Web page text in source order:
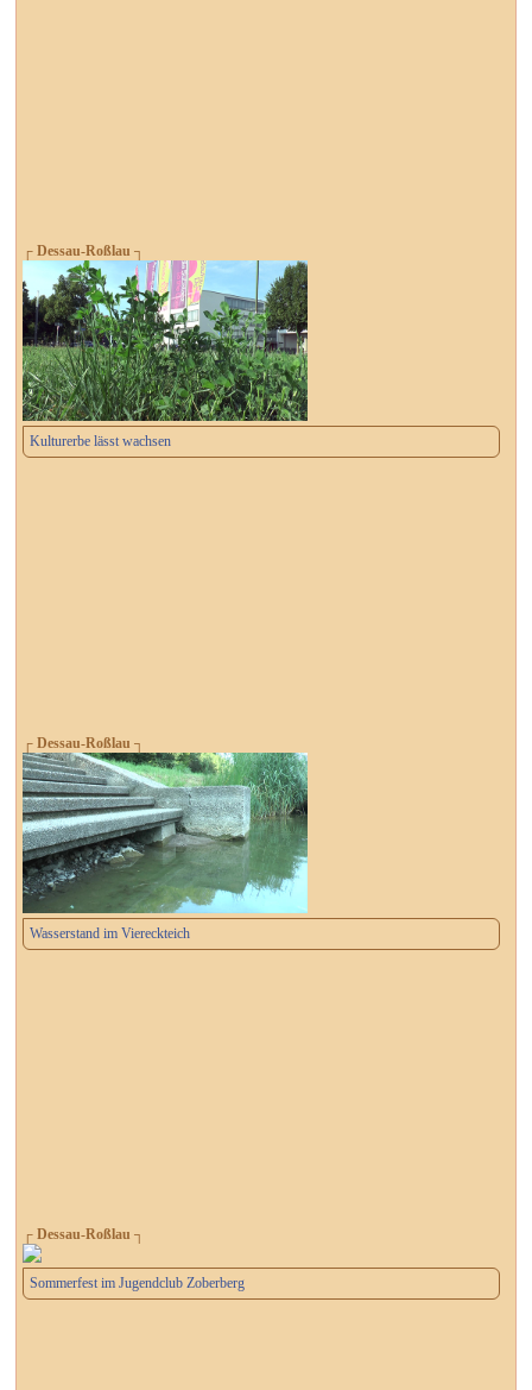
┌ Dessau-Roßlau ┐
Kulturerbe lässt wachsen
┌ Dessau-Roßlau ┐
Wasserstand im Viereckteich
┌ Dessau-Roßlau ┐
Sommerfest im Jugendclub Zoberberg